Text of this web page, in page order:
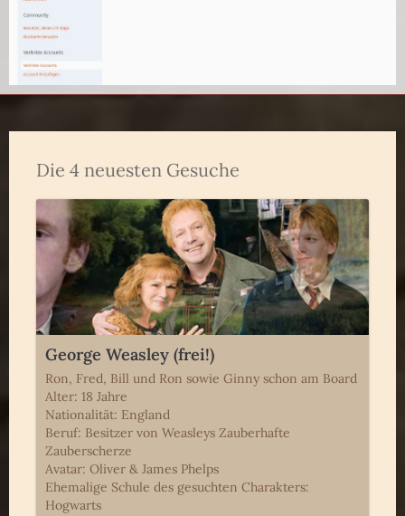
Die 4 neuesten Gesuche
George Weasley (frei!)
Ron, Fred, Bill und Ron sowie Ginny schon am Board
Alter: 18 Jahre
Nationalität: England
Beruf: Besitzer von Weasleys Zauberhafte
Zauberscherze
Avatar: Oliver & James Phelps
Ehemalige Schule des gesuchten Charakters:
Hogwarts